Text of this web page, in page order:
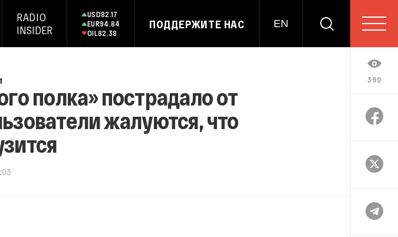
RADIO
INSIDER
USD82.17
EUR94.84
OIL82.38
ПОДДЕРЖИТЕ НАС EN
390
полка» пострадало от
жалуются, что